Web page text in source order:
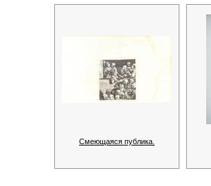
Смеющаяся публика.